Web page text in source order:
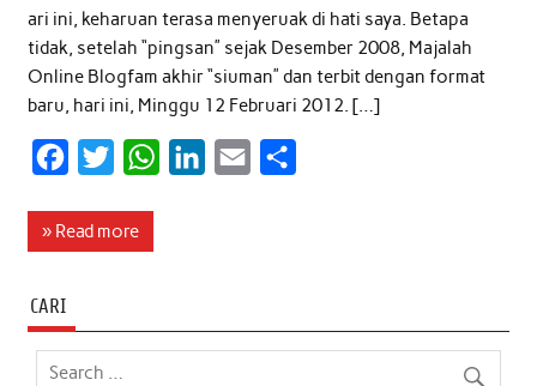
ari ini, keharuan terasa menyeruak di hati saya. Betapa
tidak, setelah “pingsan” sejak Desember 2008, Majalah
Online Blogfam akhir “siuman” dan terbit dengan format
baru, hari ini, Minggu 12 Februari 2012. […]
c
o
o
i
e
r
W
A
d
» Read more
CARI